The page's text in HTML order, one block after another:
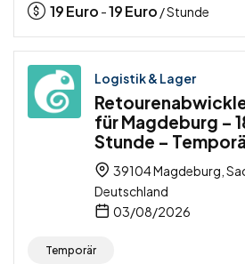
19Euro -19Euro / Stunde
Logistik & Lager
für Magdeburg –
Stunde –
39104 Magdeburg,
Deutschland
03/08/2026
Temporär